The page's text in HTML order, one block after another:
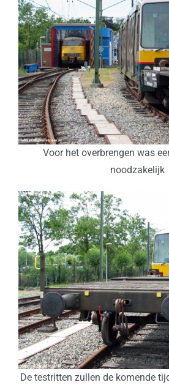
Voor het overbrengen was
noodzakelijk
De testritten zullen de komende